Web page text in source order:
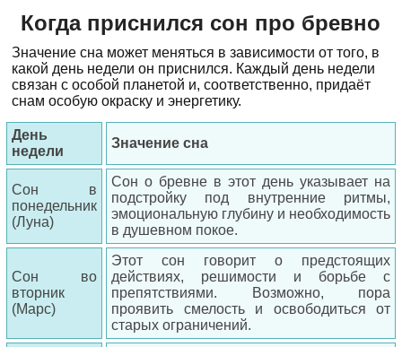
Когда приснился сон про бревно
Значение сна может меняться в зависимости от того, в
какой день недели он приснился. Каждый день недели
связан с особой планетой и, соответственно, придаёт
снам особую окраску и энергетику.
День
недели
Значение сна
Сон в
понедельник
(Луна)
Сон о бревне в этот день указывает на
подстройку под внутренние ритмы,
эмоциональную глубину и необходимость
в душевном покое.
Сон во
вторник
(Марс)
Этот сон говорит о предстоящих
действиях, решимости и борьбе с
препятствиями. Возможно, пора
проявить смелость и освободиться от
старых ограничений.